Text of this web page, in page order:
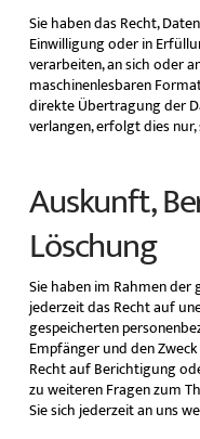
Sie haben das Recht,
Einwilligung oder in
verarbeiten, an sich oder
maschinenlesbaren
direkte Übertragung der
verlangen, erfolgt dies
Auskunft,
Löschung
Sie haben im Rahmen
jederzeit das Recht auf
gespeicherten
Empfänger und den
Recht auf Berichtigung
zu weiteren Fragen zum
Sie sich jederzeit an uns